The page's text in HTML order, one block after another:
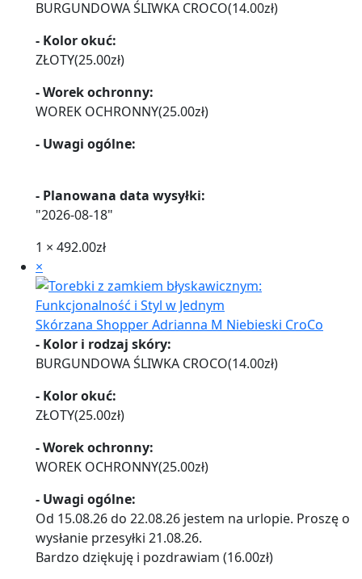
BURGUNDOWA ŚLIWKA CROCO(14.00zł)
- Kolor okuć:
ZŁOTY(25.00zł)
- Worek ochronny:
WOREK OCHRONNY(25.00zł)
- Uwagi ogólne:
- Planowana data wysyłki:
"2026-08-18"
1 × 492.00zł
×
Skórzana Shopper Adrianna M Niebieski CroCo
- Kolor i rodzaj skóry:
BURGUNDOWA ŚLIWKA CROCO(14.00zł)
- Kolor okuć:
ZŁOTY(25.00zł)
- Worek ochronny:
WOREK OCHRONNY(25.00zł)
- Uwagi ogólne:
Od 15.08.26 do 22.08.26 jestem na urlopie. Proszę o
wysłanie przesyłki 21.08.26.
Bardzo dziękuję i pozdrawiam (16.00zł)